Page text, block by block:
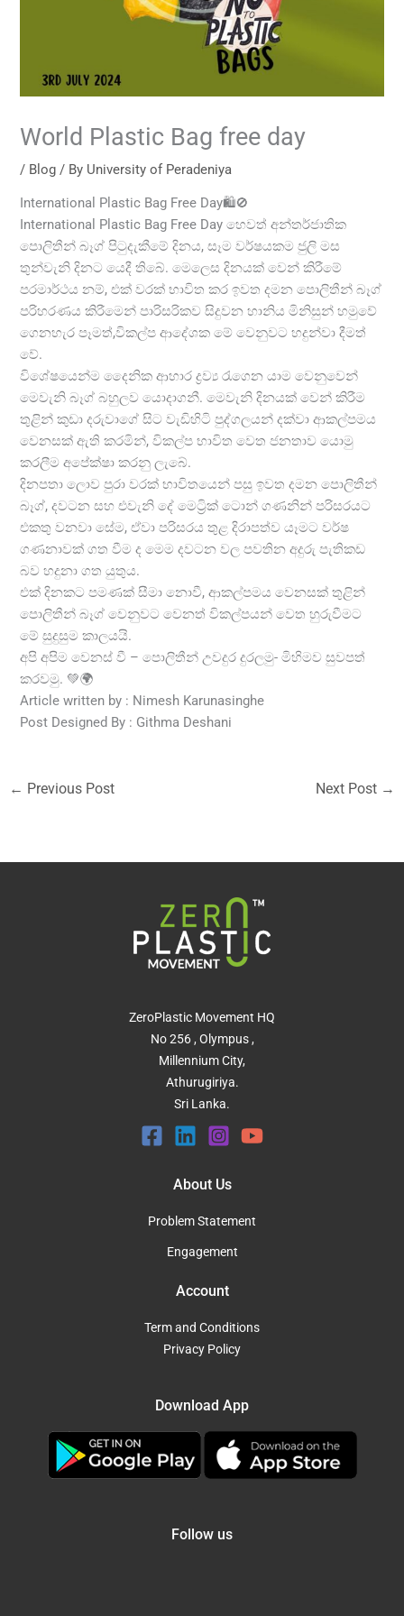
World Plastic Bag free day
/ Blog / By University of Peradeniya
International Plastic Bag Free Day🛍️🚫
International Plastic Bag Free Day හෙවත් අන්තර්ජාතික
පොලිතීන් බෑග් පිටුදැකීමේ දිනය, සෑම වර්ෂයකම ජුලි මස
තුන්වැනි දිනට යෙදී තිබේ. මෙලෙස දිනයක් වෙන් කිරීමේ
පරමාර්ථය නම්, එක් වරක් භාවිත කර ඉවත දමන පොලිතීන් බෑග්
පරිහරණය කිරීමෙන් පාරිසරිකව සිදුවන හානිය මිනිසුන් හමුවේ
ගෙනහැර පෑමත්,විකල්ප ආදේශක මේ වෙනුවට හදුන්වා දීමත්
වේ.
විශේෂයෙන්ම දෛනික ආහාර ද්‍රව්‍ය රැගෙන යාම වෙනුවෙන්
මෙවැනි බෑග් බහුලව යොදාගනී. මෙවැනි දිනයක් වෙන් කිරීම
තුළින් කුඩා දරුවාගේ සිට වැඩිහිටි පුද්ගලයන් දක්වා ආකල්පමය
වෙනසක් ඇති කරමින්, විකල්ප භාවිත වෙත ජනතාව යොමු
කරලීම අපේක්ෂා කරනු ලැබේ.
දිනපතා ලොව පුරා වරක් භාවිතයෙන් පසු ඉවත දමන පොලිතීන්
බෑග්, දවටන සහ එවැනි දේ මෙට්‍රික් ටොන් ගණනින් පරිසරයට
එකතු වනවා සේම, ඒවා පරිසරය තුළ දිරාපත්ව යෑමට වර්ෂ
ගණනාවක් ගත වීම ද මෙම දවටන වල පවතින අදුරු පැතිකඩ
බව හදුනා ගත යුතුය.
එක් දිනකට පමණක් සීමා නොවී, ආකල්පමය වෙනසක් තුළින්
පොලිතීන් බෑග් වෙනුවට වෙනත් විකල්පයන් වෙත හුරුවීමට
මේ සුදුසුම කාලයයි.
අපි අපිම වෙනස් වී – පොලිතීන් උවදුර දුරලමු- මිහිමව සුවපත්
කරවමු. 💚🌍
Article written by : Nimesh Karunasinghe
Post Designed By : Githma Deshani
← Previous Post Next Post →
ZeroPlastic Movement HQ
No 256 , Olympus ,
Millennium City,
Athurugiriya.
Sri Lanka.
About Us
Problem Statement
Engagement
Account
Term and Conditions
Privacy Policy
Download App
Follow us